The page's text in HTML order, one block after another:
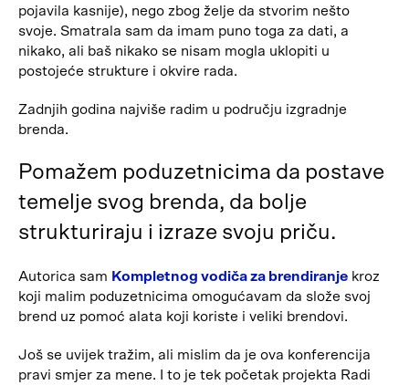
pojavila kasnije), nego zbog želje da stvorim nešto
svoje. Smatrala sam da imam puno toga za dati, a
nikako, ali baš nikako se nisam mogla uklopiti u
postojeće strukture i okvire rada.
Zadnjih godina najviše radim u području izgradnje
brenda.
Pomažem poduzetnicima da postave
temelje svog brenda, da bolje
strukturiraju i izraze svoju priču.
Autorica sam Kompletnog vodiča za brendiranje kroz
koji malim poduzetnicima omogućavam da slože svoj
brend uz pomoć alata koji koriste i veliki brendovi.
Još se uvijek tražim, ali mislim da je ova konferencija
pravi smjer za mene. I to je tek početak projekta Radi